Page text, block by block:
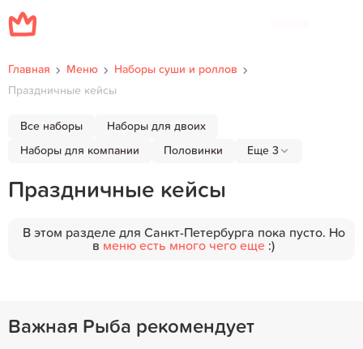
Главная Меню
Наборы суши и роллов
Праздничные кейсы
Все наборы Наборы для двоих
Наборы для компании Половинки Еще 3
Праздничные кейсы
В этом разделе для Санкт-Петербурга пока пусто. Но
в меню есть много чего еще :)
Важная Рыба рекомендует